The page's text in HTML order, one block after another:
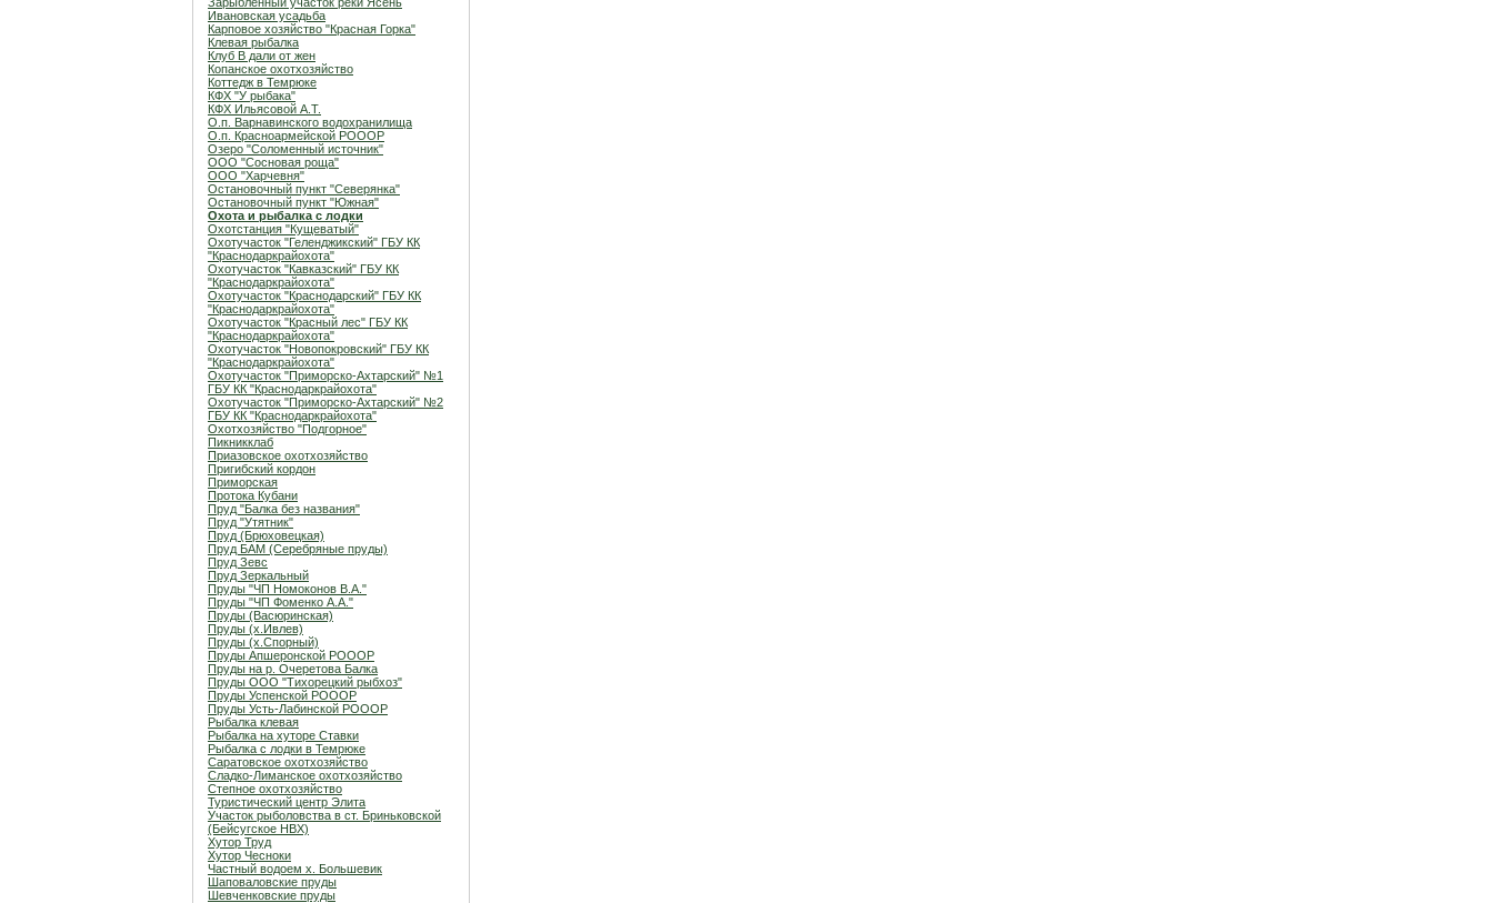
Ивановская усадьба
Карповое хозяйство "Красная Горка"
Клевая рыбалка
Клуб В дали от жен
Копанское охотхозяйство
Коттедж в Темрюке
КФХ "У рыбака"
КФХ Ильясовой А.Т.
О.п. Варнавинского водохранилища
О.п. Красноармейской РОООР
Озеро "Соломенный источник"
ООО "Сосновая роща"
ООО "Харчевня"
Остановочный пункт "Северянка"
Остановочный пункт "Южная"
Охота и рыбалка с лодки
Охотстанция "Кущеватый"
Охотучасток "Геленджикский" ГБУ КК
"Краснодаркрайохота"
Охотучасток "Кавказский" ГБУ КК
"Краснодаркрайохота"
Охотучасток "Краснодарский" ГБУ КК
"Краснодаркрайохота"
Охотучасток "Красный лес" ГБУ КК
"Краснодаркрайохота"
Охотучасток "Новопокровский" ГБУ КК
"Краснодаркрайохота"
Охотучасток "Приморско-Ахтарский" №1
ГБУ КК "Краснодаркрайохота"
Охотучасток "Приморско-Ахтарский" №2
ГБУ КК "Краснодаркрайохота"
Охотхозяйство "Подгорное"
Пикникклаб
Приазовское охотхозяйство
Пригибский кордон
Приморская
Протока Кубани
Пруд "Балка без названия"
Пруд "Утятник"
Пруд (Брюховецкая)
Пруд БАМ (Серебряные пруды)
Пруд Зевс
Пруд Зеркальный
Пруды "ЧП Номоконов В.А."
Пруды "ЧП Фоменко А.А."
Пруды (Васюринская)
Пруды (х.Ивлев)
Пруды (х.Спорный)
Пруды Апшеронской РОООР
Пруды на р. Очеретова Балка
Пруды ООО "Тихорецкий рыбхоз"
Пруды Успенской РОООР
Пруды Усть-Лабинской РОООР
Рыбалка клевая
Рыбалка на хуторе Ставки
Рыбалка с лодки в Темрюке
Саратовское охотхозяйство
Сладко-Лиманское охотхозяйство
Степное охотхозяйство
Туристический центр Элита
Участок рыболовства в ст. Бриньковской
(Бейсугское НВХ)
Хутор Труд
Хутор Чесноки
Частный водоем х. Большевик
Шаповаловские пруды
Шевченковские пруды